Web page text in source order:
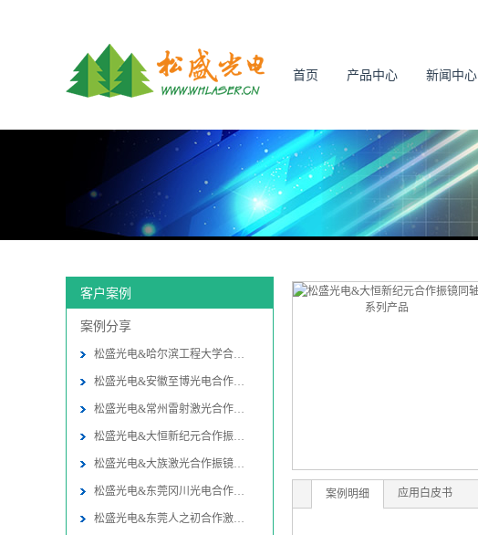
首页 产品中心 新闻中心
客户案例
案例分享
松盛光电&哈尔滨工程大学合作振
松盛光电&安徽至博光电合作振镜
松盛光电&常州雷射激光合作振镜
松盛光电&大恒新纪元合作振镜同
松盛光电&大族激光合作振镜同轴
松盛光电&东莞冈川光电合作振镜
松盛光电&东莞人之初合作激光焊
案例明细 应用白皮书